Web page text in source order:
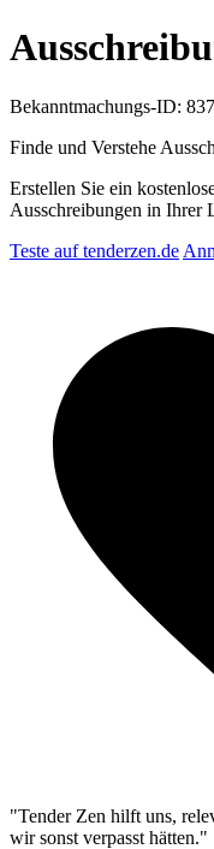
Bekanntmachungs-ID:
Finde und Verstehe
Erstellen Sie ein
Ausschreibungen in Ihrer
Teste auf tenderzen.de
"Tender Zen hilft uns,
wir sonst verpasst hätten."